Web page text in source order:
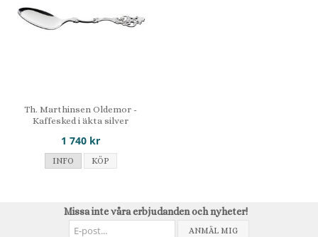
Th. Marthinsen Oldemor -
Kaffesked i äkta silver
1 740 kr
INFO KÖP
Missa inte våra erbjudanden och nyheter!
ANMÄL MIG